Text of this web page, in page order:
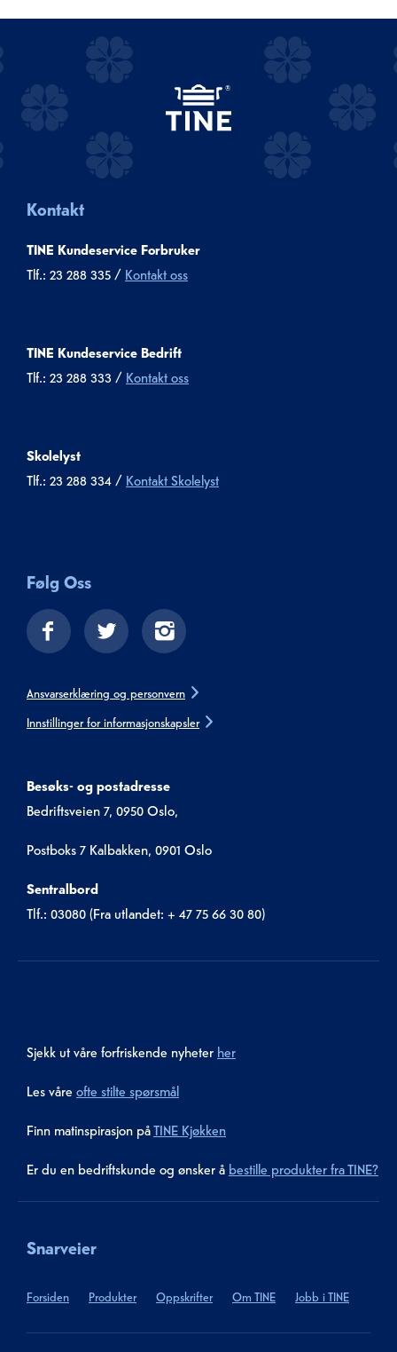
Kontakt
TINE Kundeservice Forbruker
Tlf.: 23 288 335 / Kontakt oss
TINE Kundeservice Bedrift
Tlf.: 23 288 333 / Kontakt oss
Skolelyst
Tlf.: 23 288 334 / Kontakt Skolelyst
Følg Oss
Ansvarserklæring og personvern
Innstillinger for informasjonskapsler
Besøks- og postadresse
Bedriftsveien 7, 0950 Oslo,
Postboks 7 Kalbakken, 0901 Oslo
Sentralbord
Tlf.: 03080 (Fra utlandet: + 47 75 66 30 80)
Sjekk ut våre forfriskende nyheter her
Les våre ofte stilte spørsmål
Finn matinspirasjon påTINE Kjøkken
Er du en bedriftskunde og ønsker å bestille produkter fra TINE?
Snarveier
Forsiden Produkter Oppskrifter Om TINE Jobb i TINE